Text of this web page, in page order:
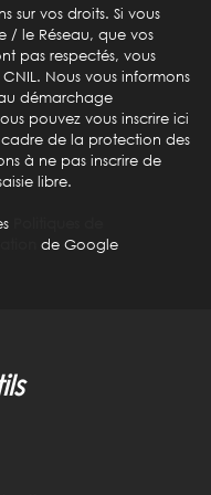
18,25 %
20,29 %
42,58 %
21,96 %
sur vos droits. Si vous
/ le Réseau, que vos
pas respectés, vous
Nous vous informons
démarchage
pouvez vous inscrire ici
cadre de la protection des
à ne pas inscrire de
libre.
de Google